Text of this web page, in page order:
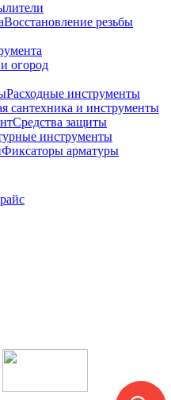
Восстановление резьбы
огород
Расходные инструменты
сантехника и инструменты
Средства защиты
инструменты
Фиксаторы арматуры